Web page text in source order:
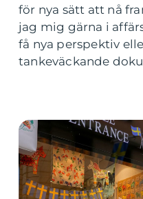
för nya sätt att nå
jag mig gärna i
få nya perspektiv
tankeväckande